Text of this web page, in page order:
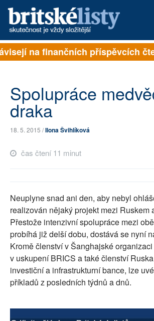
PŘIHLÁSIT
ARCHIV
PŘÍSPĚVKY NA PROVOZ
SOCIÁLNÍ SÍTĚ
RUBRIKY
PLNÁ VERZE STRÁNEK
na finančních příspěvcích
Spolupráce
draka
18. 5. 2015 /Ilona Švihlíková
čas čtení 11 minut
Neuplyne snad ani den, aby nebyl
realizován nějaký projekt mezi Ruskem
Přestože intenzivní spolupráce mezi
probíhá již delší dobu, dostává se nyní
Kromě členství v Šanghajské
v uskupení BRICS a také členství
investiční a infrastrukturní bance, lze
příkladů z posledních týdnů a dnů.